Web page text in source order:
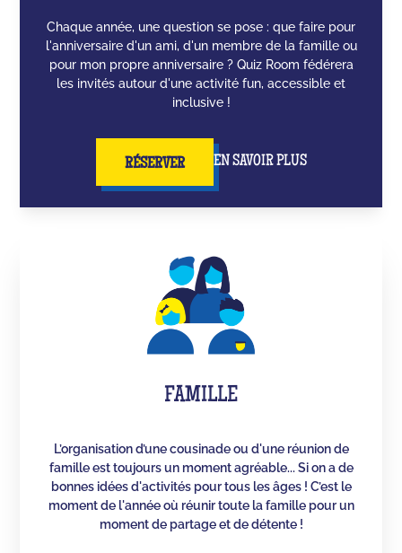
Chaque année, une question se pose : que faire pour
l'anniversaire d'un ami, d'un membre de la famille ou
pour mon propre anniversaire ? Quiz Room fédérera
les invités autour d'une activité fun, accessible et
inclusive !
RÉSERVER EN SAVOIR PLUS
FAMILLE
L’organisation d’une cousinade ou d'une réunion de
famille est toujours un moment agréable... Si on a de
bonnes idées d'activités pour tous les âges ! C’est le
moment de l'année où réunir toute la famille pour un
moment de partage et de détente !